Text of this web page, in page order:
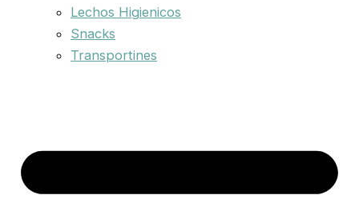
Lechos Higienicos
Snacks
Transportines